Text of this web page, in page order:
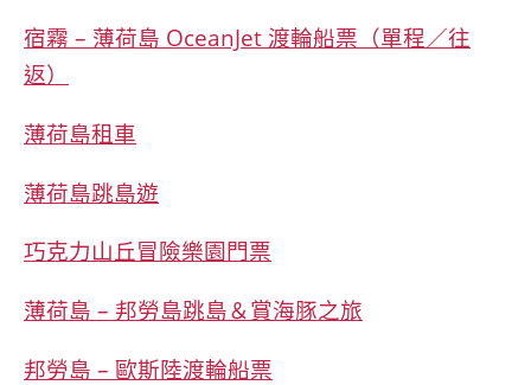
宿霧 – 薄荷島 OceanJet 渡輪船票（單程／往
返）
薄荷島租車
薄荷島跳島遊
巧克力山丘冒險樂園門票
薄荷島 – 邦勞島跳島＆賞海豚之旅
邦勞島 – 歐斯陸渡輪船票